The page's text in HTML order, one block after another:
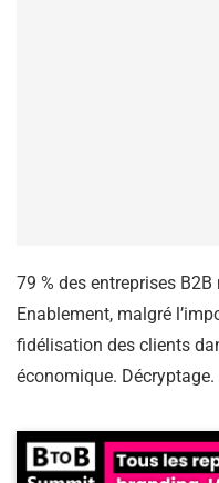
79 % des entreprises
Enablement, malgré
fidélisation des clients
économique. Décryptage.